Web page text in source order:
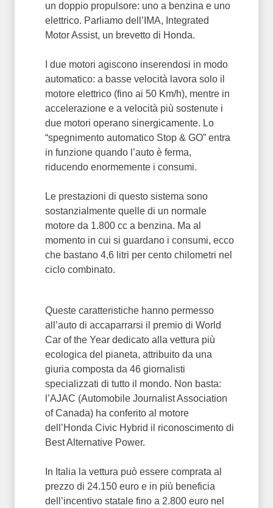
un doppio propulsore: uno a benzina e uno
elettrico. Parliamo dell’IMA, Integrated
Motor Assist, un brevetto di Honda.
I due motori agiscono inserendosi in modo
automatico: a basse velocità lavora solo il
motore elettrico (fino ai 50 Km/h), mentre in
accelerazione e a velocità più sostenute i
due motori operano sinergicamente. Lo
“spegnimento automatico Stop & GO” entra
in funzione quando l’auto è ferma,
riducendo enormemente i consumi.
Le prestazioni di questo sistema sono
sostanzialmente quelle di un normale
motore da 1.800 cc a benzina. Ma al
momento in cui si guardano i consumi, ecco
che bastano 4,6 litri per cento chilometri nel
ciclo combinato.
Queste caratteristiche hanno permesso
all’auto di accaparrarsi il premio di World
Car of the Year dedicato alla vettura più
ecologica del pianeta, attribuito da una
giuria composta da 46 giornalisti
specializzati di tutto il mondo. Non basta:
l’AJAC (Automobile Journalist Association
of Canada) ha conferito al motore
dell’Honda Civic Hybrid il riconoscimento di
Best Alternative Power.
In Italia la vettura può essere comprata al
prezzo di 24.150 euro e in più beneficia
dell’incentivo statale fino a 2.800 euro nel